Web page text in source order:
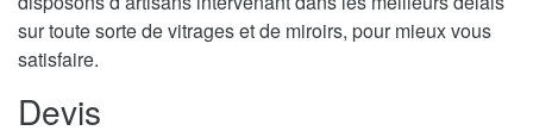
sur toute sorte de vitrages et de miroirs, pour mieux vous
satisfaire.
Devis